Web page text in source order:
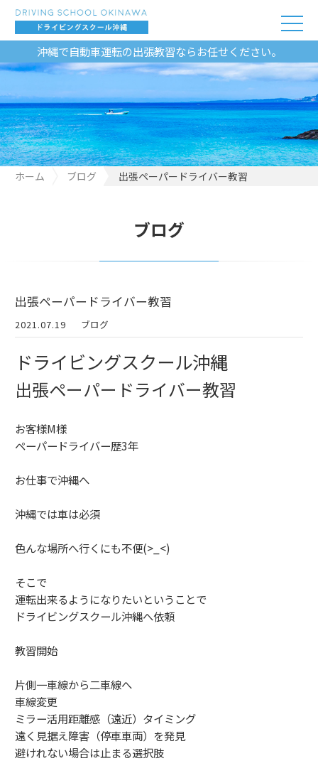
沖縄で自動車運転の出張教習ならお任せください。
ホーム ブログ 出張ペーパードライバー教習
ブログ
出張ペーパードライバー教習
2021.07.19 ブログ
ドライビングスクール沖縄
出張ペーパードライバー教習
お客様M様
ペーパードライバー歴3年
お仕事で沖縄へ
沖縄では車は必須
色んな場所へ行くにも不便(>_<)
そこで
運転出来るようになりたいということで
ドライビングスクール沖縄へ依頼
教習開始
片側一車線から二車線へ
車線変更
ミラー活用距離感（遠近）タイミング
遠く見据え障害（停車車両）を発見
避けれない場合は止まる選択肢